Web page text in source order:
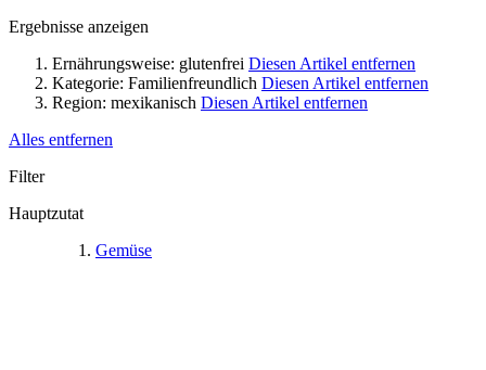
Ergebnisse anzeigen
Ernährungsweise: glutenfrei Diesen Artikel entfernen
Kategorie: Familienfreundlich Diesen Artikel entfernen
Region: mexikanisch Diesen Artikel entfernen
Alles entfernen
Filter
Hauptzutat
Gemüse